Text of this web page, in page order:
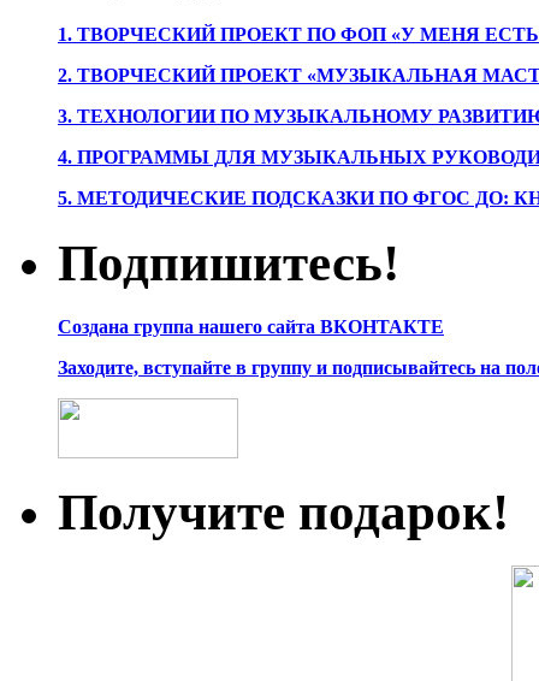
1. ТВОРЧЕСКИЙ ПРОЕКТ ПО ФОП «У МЕНЯ
2. ТВОРЧЕСКИЙ ПРОЕКТ «МУЗЫКАЛЬНАЯ
3. ТЕХНОЛОГИИ ПО МУЗЫКАЛЬНОМУ
4. ПРОГРАММЫ ДЛЯ МУЗЫКАЛЬНЫХ
5. МЕТОДИЧЕСКИЕ ПОДСКАЗКИ ПО ФГОС ДО:
Подпишитесь!
Создана группа нашего сайта ВКОНТАКТЕ
Заходите, вступайте в группу и подписывайтесь на
Получите подарок!